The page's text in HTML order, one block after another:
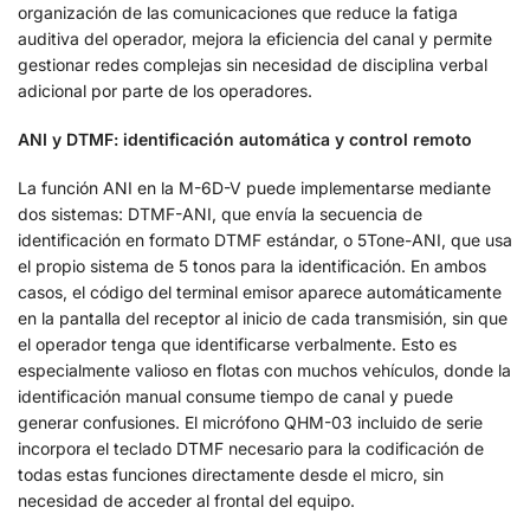
organización de las comunicaciones que reduce la fatiga
auditiva del operador, mejora la eficiencia del canal y permite
gestionar redes complejas sin necesidad de disciplina verbal
adicional por parte de los operadores.
ANI y DTMF: identificación automática y control remoto
La función ANI en la M-6D-V puede implementarse mediante
dos sistemas: DTMF-ANI, que envía la secuencia de
identificación en formato DTMF estándar, o 5Tone-ANI, que usa
el propio sistema de 5 tonos para la identificación. En ambos
casos, el código del terminal emisor aparece automáticamente
en la pantalla del receptor al inicio de cada transmisión, sin que
el operador tenga que identificarse verbalmente. Esto es
especialmente valioso en flotas con muchos vehículos, donde la
identificación manual consume tiempo de canal y puede
generar confusiones. El micrófono QHM-03 incluido de serie
incorpora el teclado DTMF necesario para la codificación de
todas estas funciones directamente desde el micro, sin
necesidad de acceder al frontal del equipo.